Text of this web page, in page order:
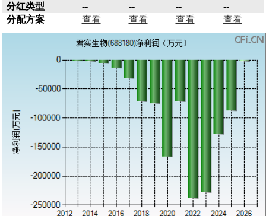
分红类型
-- -- --
--
分配方案
查看 查看 查看 查看